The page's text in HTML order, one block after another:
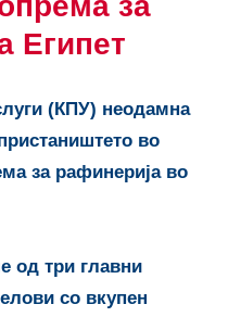
Египет
(КПУ) неодамна
во
за рафинерија во
од три главни
со вкупен